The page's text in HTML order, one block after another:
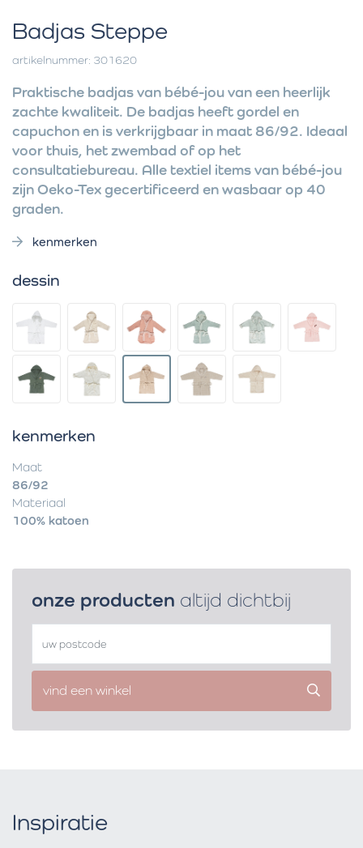
Badjas Steppe
artikelnummer: 301620
Praktische badjas van bébé-jou van een heerlijk
zachte kwaliteit. De badjas heeft gordel en
capuchon en is verkrijgbaar in maat 86/92. Ideaal
voor thuis, het zwembad of op het
consultatiebureau. Alle textiel items van bébé-jou
zijn Oeko-Tex gecertificeerd en wasbaar op 40
graden.
kenmerken
dessin
kenmerken
Maat
86/92
Materiaal
100% katoen
onze producten altijd dichtbij
vind een winkel
Inspiratie